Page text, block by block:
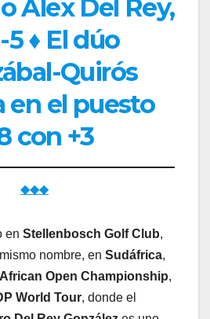
Álex Del Rey,
♦ El dúo
Quirós
en el puesto
con +3
◆◆◆
en Stellenbosch Golf Club,
nombre, en Sudáfrica,
Open Championship,
World Tour, donde el